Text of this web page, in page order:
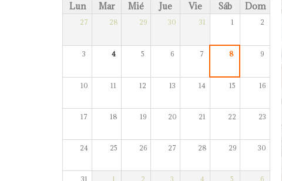
Lun Mar Mié Jue Vie Sáb Dom
27 28 29 30 31 1 2
3 4 5 6 7 8 9
10 11 12 13 14 15 16
17 18 19 20 21 22 23
24 25 26 27 28 29 30
31 1 2 3 4 5 6